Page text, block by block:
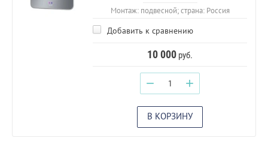
Монтаж: подвесной; страна: Россия
Добавить к сравнению
10 000 руб.
− +
В КОРЗИНУ